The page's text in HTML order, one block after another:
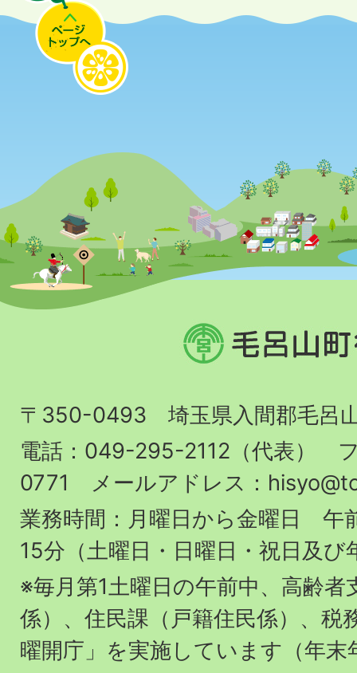
毛
呂
町
役
場
〒350-0493 埼玉県入間郡毛呂
電話：049-295-2112（代表）
0771 メールアドレス：
業務時間：月曜日から金曜日 午
15分（土曜日・日曜日・祝日及び
※毎月第1土曜日の午前中、高齢者
係）、住民課（戸籍住民係）、税
曜開庁」を実施しています（年末